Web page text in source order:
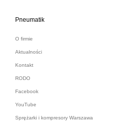
Pneumatik
O firmie
Aktualności
Kontakt
RODO
Facebook
YouTube
Sprężarki i kompresory Warszawa